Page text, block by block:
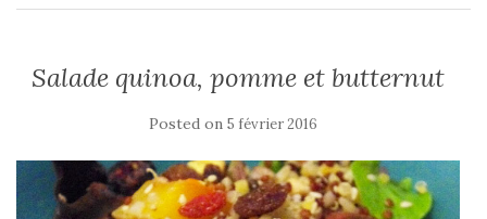
Salade quinoa, pomme et butternut
Posted on 5 février 2016